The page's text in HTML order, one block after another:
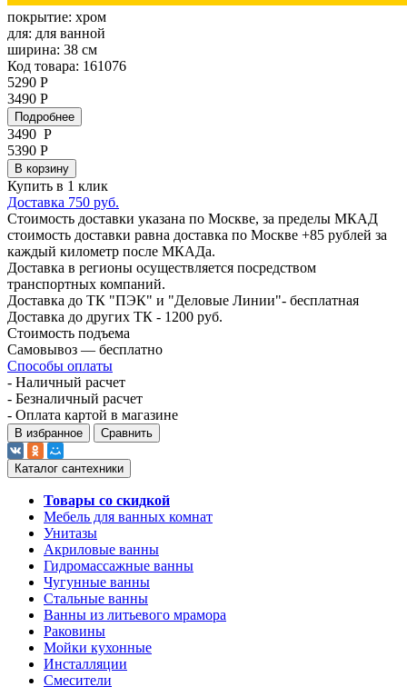
покрытие: хром
для: для ванной
ширина: 38 см
Код товара: 161076
5290 Р
3490 Р
Подробнее
3490 Р
5390 Р
В корзину
Купить в 1 клик
Доставка 750 руб.
Стоимость доставки указана по Москве, за пределы МКАД
стоимость доставки равна доставка по Москве +85 рублей за
каждый километр после МКАДа.
Доставка в регионы осуществляется посредством
транспортных компаний.
Доставка до ТК "ПЭК" и "Деловые Линии"- бесплатная
Доставка до других ТК - 1200 руб.
Стоимость подъема
Самовывоз — бесплатно
Способы оплаты
- Наличный расчет
- Безналичный расчет
- Оплата картой в магазине
В избранное Сравнить
Каталог сантехники
Товары со скидкой
Мебель для ванных комнат
Унитазы
Акриловые ванны
Гидромассажные ванны
Чугунные ванны
Стальные ванны
Ванны из литьевого мрамора
Раковины
Мойки кухонные
Инсталляции
Смесители